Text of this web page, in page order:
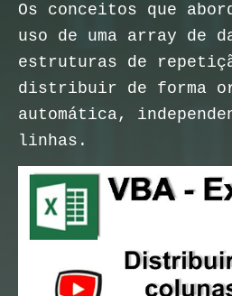
Os conceitos que
uso de uma array de
estruturas de
distribuir de forma
automática,
linhas.